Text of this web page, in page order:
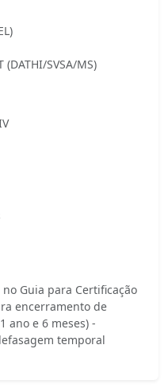
SVSA/MS)
Guia para Certificação
encerramento de
ano e 6 meses) -
temporal